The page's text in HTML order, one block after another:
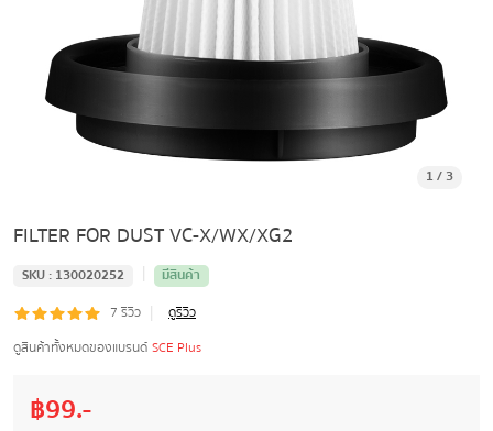
1 / 3
FILTER FOR DUST VC-X/WX/XG2
SKU : 130020252 |
มีสินค้า
7 รีวิว |
ดูรีวิว
ดูสินค้าทั้งหมดของแบรนด์ SCE Plus
฿99.-